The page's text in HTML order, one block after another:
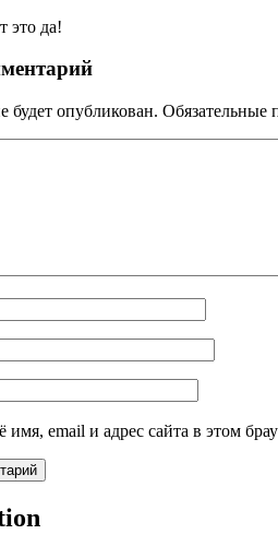
это да!
будет опубликован. Обязательные
имя, email и адрес сайта в этом